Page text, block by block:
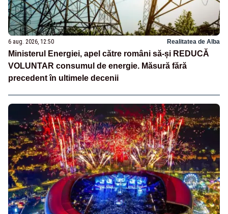
6 aug. 2026, 12:50 Realitatea de Alba
Ministerul Energiei, apel către români să-și REDUCĂ
VOLUNTAR consumul de energie. Măsură fără
precedent în ultimele decenii